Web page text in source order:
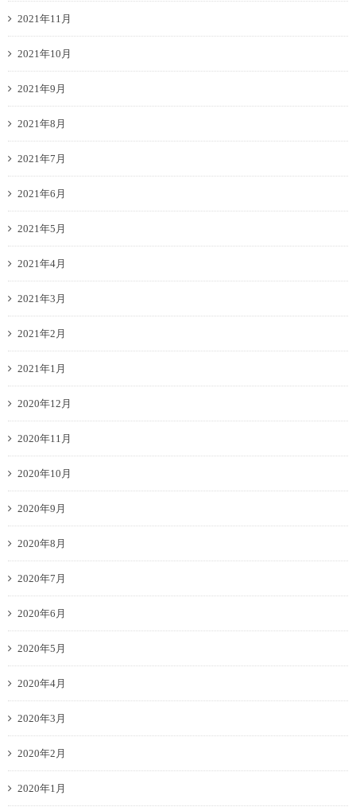
2021年11月
2021年10月
2021年9月
2021年8月
2021年7月
2021年6月
2021年5月
2021年4月
2021年3月
2021年2月
2021年1月
2020年12月
2020年11月
2020年10月
2020年9月
2020年8月
2020年7月
2020年6月
2020年5月
2020年4月
2020年3月
2020年2月
2020年1月